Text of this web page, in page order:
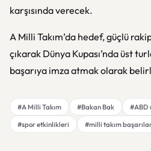
karşısında verecek.
A Milli Takım’da hedef, güçlü
çıkarak Dünya Kupası’nda üst
başarıya imza atmak olarak
#A Milli Takım #Bakan Bak #ABD
#spor etkinlikleri
#milli takım